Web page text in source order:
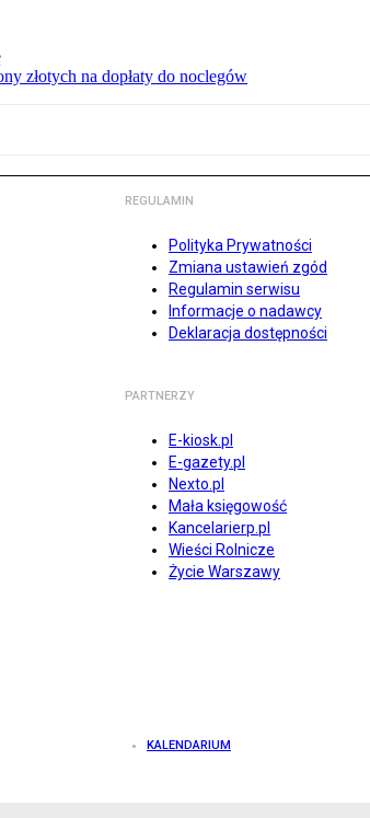
złotych na dopłaty do noclegów
REGULAMIN
Polityka Prywatności
Zmiana ustawień zgód
Regulamin serwisu
Informacje o nadawcy
Deklaracja dostępności
PARTNERZY
E-kiosk.pl
E-gazety.pl
Nexto.pl
Mała księgowość
Kancelarierp.pl
Wieści Rolnicze
Życie Warszawy
KALENDARIUM